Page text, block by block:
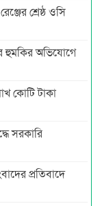
শ্রেষ্ঠ ওসি
হুমকির অভিযোগে
কোটি টাকা
সরকারি
প্রতিবাদে